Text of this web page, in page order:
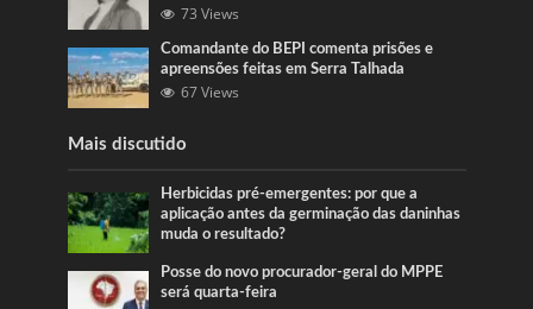
73 Views
Comandante do BEPI comenta prisões e
apreensões feitas em Serra Talhada
67 Views
Mais discutido
Herbicidas pré-emergentes: por que a
aplicação antes da germinação das daninhas
muda o resultado?
Posse do novo procurador-geral do MPPE
será quarta-feira